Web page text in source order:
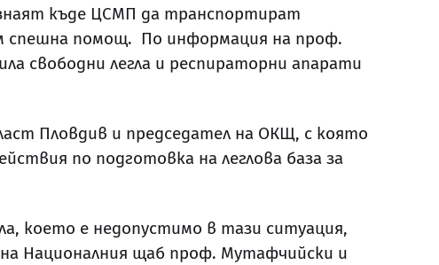
знаят къде ЦСМП да транспортират
помощ. По информация на проф.
свободни легла и респираторни апарати
Пловдив и председател на ОКЩ, с която
по подготовка на леглова база за
което е недопустимо в тази ситуация,
Националния щаб проф. Мутафчийски и